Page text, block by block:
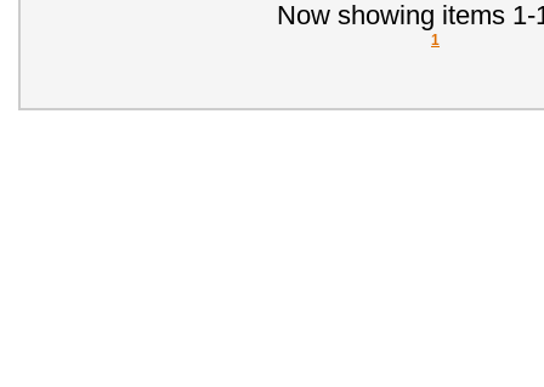
Now showing items 1-
1